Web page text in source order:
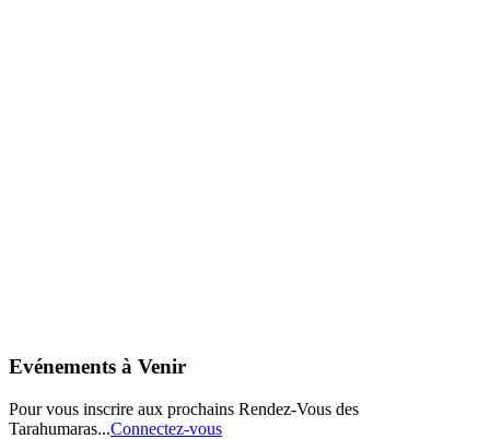
Evénements à Venir
Pour vous inscrire aux prochains Rendez-Vous des
Tarahumaras...Connectez-vous